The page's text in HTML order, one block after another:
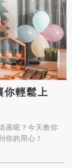
你輕鬆上
函呢？今天教你
你的用心！